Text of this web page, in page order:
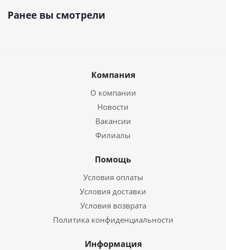
Ранее вы смотрели
Компания
О компании
Новости
Вакансии
Филиалы
Помощь
Условия оплаты
Условия доставки
Условия возврата
Политика конфиденциальности
Информация